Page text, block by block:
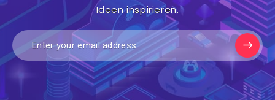
Ideen inspirieren.